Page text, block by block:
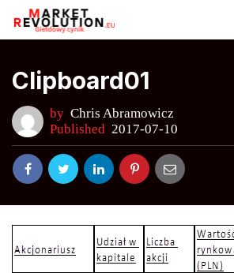
Clipboard01
by Chris Abramowicz
Published 2017-07-10